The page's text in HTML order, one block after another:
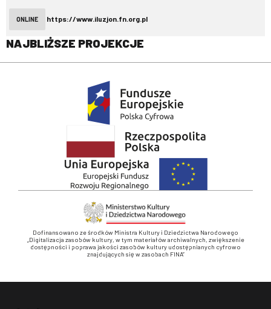
ONLINE https://www.iluzjon.fn.org.pl
NAJBLIŻSZE PROJEKCJE
Dofinansowano ze środków Ministra Kultury i Dziedzictwa Narodowego
„Digitalizacja zasobów kultury, w tym materiałów archiwalnych, zwiększenie
dostępności i poprawa jakości zasobów kultury udostępnianych cyfrowo
znajdujących się w zasobach FINA”